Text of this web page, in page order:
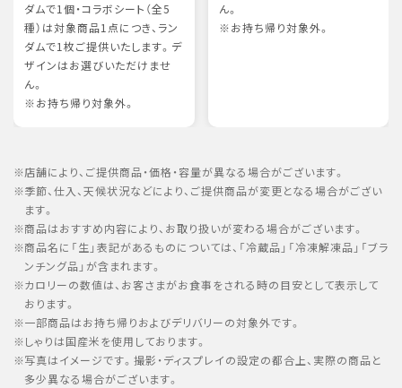
ダムで1個・コラボシート（全5
種）は対象商品1点につき、ラン
ダムで1枚ご提供いたします。デ
ザインはお選びいただけませ
ん。
※お持ち帰り対象外。
ん。
※お持ち帰り対象外。
店舗により、ご提供商品・価格・容量が異なる場合がございます。
季節、仕入、天候状況などにより、ご提供商品が変更となる場合がござい
ます。
商品はおすすめ内容により、お取り扱いが変わる場合がございます。
商品名に「生」表記があるものについては、「冷蔵品」「冷凍解凍品」「ブラ
ンチング品」が含まれます。
カロリーの数値は、お客さまがお食事をされる時の目安として表示して
おります。
一部商品はお持ち帰りおよびデリバリーの対象外です。
しゃりは国産米を使用しております。
写真はイメージです。撮影・ディスプレイの設定の都合上、実際の商品と
多少異なる場合がございます。